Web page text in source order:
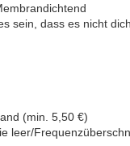
sein, dass es nicht
(min. 5,50 €)
leer/